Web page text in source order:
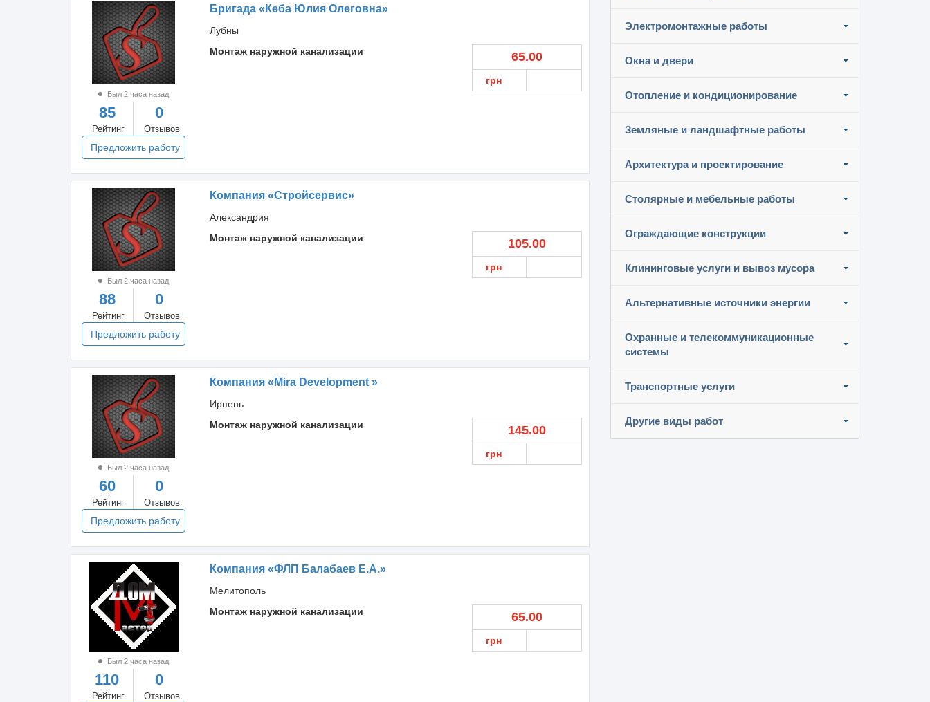
Электромонтажные работы
Окна и двери
Отопление и кондиционирование
Земляные и ландшафтные работы
Архитектура и проектирование
Столярные и мебельные работы
Ограждающие конструкции
Клининговые услуги и вывоз мусора
Альтернативные источники энергии
Охранные и телекоммуникационные
системы
Транспортные услуги
Другие виды работ
Был 2 часа назад
85
Рейтинг
0
Отзывов
Предложить работу
Бригада «Кеба Юлия Олеговна»
Лубны
Монтаж наружной канализации
65.00
грн
Был 2 часа назад
88
Рейтинг
0
Отзывов
Предложить работу
Компания «Стройсервис»
Александрия
Монтаж наружной канализации
105.00
грн
Был 2 часа назад
60
Рейтинг
0
Отзывов
Предложить работу
Компания «Mira Development »
Ирпень
Монтаж наружной канализации
145.00
грн
Был 2 часа назад
110
Рейтинг
0
Отзывов
Компания «ФЛП Балабаев Е.А.»
Мелитополь
Монтаж наружной канализации
65.00
грн